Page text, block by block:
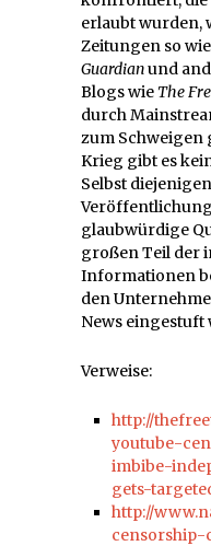
erlaubt wurden,
Zeitungen so wie
Guardianund
Blogs wie The
durch
zum Schweigen
Krieg gibt es
Selbst
glaubwürdige
großen Teil der
Informationen
den
News eingestuft
Verweise:
http://
youtube-
imbibe-
gets-
http://
censorship-